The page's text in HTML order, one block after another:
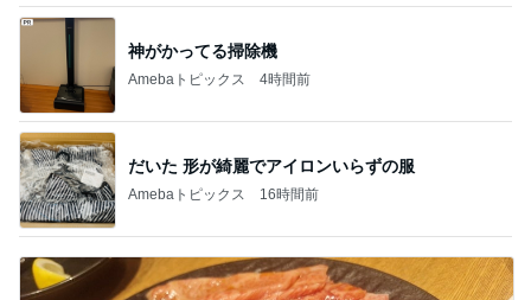
神がかってる掃除機
Amebaトピックス 4時間前
だいた 形が綺麗でアイロンいらずの服
Amebaトピックス 16時間前